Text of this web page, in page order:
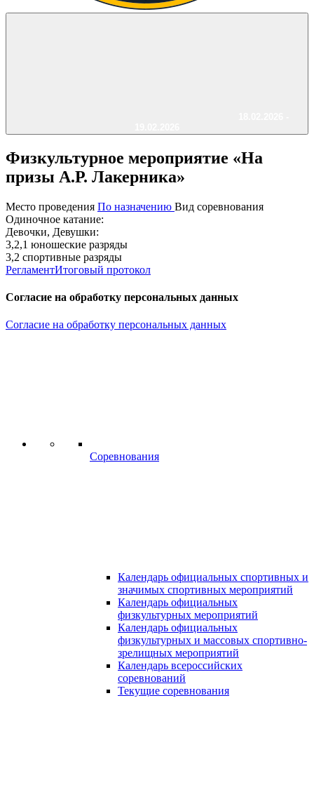
Физкультурное мероприятие «На
призы А.Р. Лакерника»
Место проведения По назначению Вид соревнования
Одиночное катание:
Девочки, Девушки:
3,2,1 юношеские разряды
3,2 спортивные разряды
РегламентИтоговый протокол
Согласие на обработку персональных данных
Согласие на обработку персональных данных
Соревнования
Календарь официальных спортивных и
значимых спортивных мероприятий
Календарь официальных
физкультурных мероприятий
Календарь официальных
физкультурных и массовых спортивно-
зрелищных мероприятий
Календарь всероссийских
соревнований
Текущие соревнования